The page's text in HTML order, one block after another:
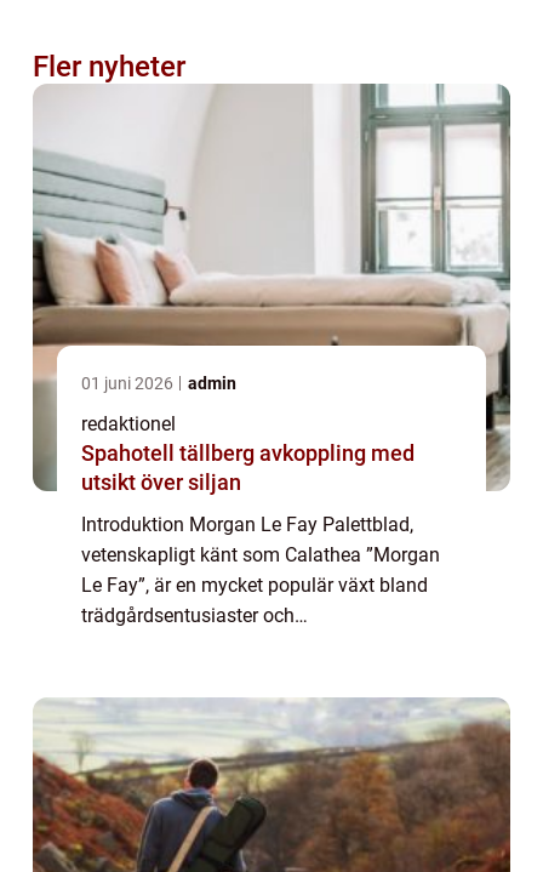
Fler nyheter
01 juni 2026 admin
redaktionel
Spahotell tällberg avkoppling med
utsikt över siljan
Introduktion Morgan Le Fay Palettblad,
vetenskapligt känt som Calathea ”Morgan
Le Fay”, är en mycket populär växt bland
trädgårdsentusiaster och
på ljuset, ...